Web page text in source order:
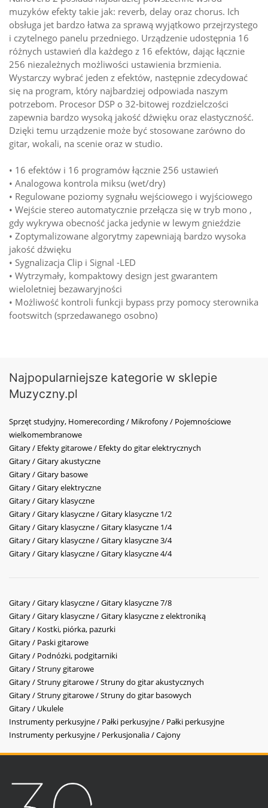
muzyków efekty takie jak: reverb, delay oraz chorus. Ich
obsługa jet bardzo łatwa za sprawą wyjątkowo przejrzystego
i czytelnego panelu przedniego. Urządzenie udostępnia 16
różnych ustawień dla każdego z 16 efektów, dając łącznie
256 niezależnych możliwości ustawienia brzmienia.
Wystarczy wybrać jeden z efektów, następnie zdecydować
się na program, który najbardziej odpowiada naszym
potrzebom. Procesor DSP o 32-bitowej rozdzielczości
zapewnia bardzo wysoką jakość dźwięku oraz elastyczność.
Dzięki temu urządzenie może być stosowane zarówno do
gitar, wokali, na scenie oraz w studio.
• 16 efektów i 16 programów łącznie 256 ustawień
• Analogowa kontrola miksu (wet/dry)
• Regulowane poziomy sygnału wejściowego i wyjściowego
• Wejście stereo automatycznie przełącza się w tryb mono ,
gdy wykrywa obecność jacka jedynie w lewym gnieździe
• Zoptymalizowane algorytmy zapewniają bardzo wysoka
jakość dźwięku
• Sygnalizacja Clip i Signal -LED
• Wytrzymały, kompaktowy design jest gwarantem
wieloletniej bezawaryjności
• Możliwość kontroli funkcji bypass przy pomocy sterownika
footswitch (sprzedawanego osobno)
Najpopularniejsze kategorie w sklepie
Muzyczny.pl
Sprzęt studyjny, Homerecording / Mikrofony / Pojemnościowe
wielkomembranowe
Gitary / Efekty gitarowe / Efekty do gitar elektrycznych
Gitary / Gitary akustyczne
Gitary / Gitary basowe
Gitary / Gitary elektryczne
Gitary / Gitary klasyczne
Gitary / Gitary klasyczne / Gitary klasyczne 1/2
Gitary / Gitary klasyczne / Gitary klasyczne 1/4
Gitary / Gitary klasyczne / Gitary klasyczne 3/4
Gitary / Gitary klasyczne / Gitary klasyczne 4/4
Gitary / Gitary klasyczne / Gitary klasyczne 7/8
Gitary / Gitary klasyczne / Gitary klasyczne z elektroniką
Gitary / Kostki, piórka, pazurki
Gitary / Paski gitarowe
Gitary / Podnóżki, podgitarniki
Gitary / Struny gitarowe
Gitary / Struny gitarowe / Struny do gitar akustycznych
Gitary / Struny gitarowe / Struny do gitar basowych
Gitary / Ukulele
Instrumenty perkusyjne / Pałki perkusyjne / Pałki perkusyjne
Instrumenty perkusyjne / Perkusjonalia / Cajony